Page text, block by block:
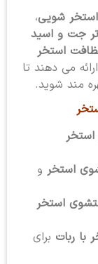
استخر شویی،
جت و اسید
استخر
می دهند تا
مند شوید.
استخرو
استخر
رباتبرای